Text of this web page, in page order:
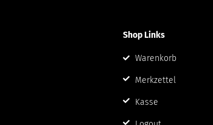
Shop Links
Warenkorb
Merkzettel
Kasse